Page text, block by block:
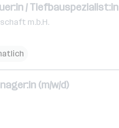
/ Tiefbauspezialist:in
m.b.H.
(m/w/d)